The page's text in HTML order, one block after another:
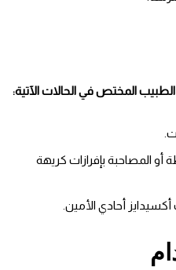
المختص في الحالات الآتية:
أو المصاحبة بإفرازات كريهة
أحادي الأمين.